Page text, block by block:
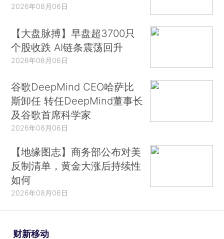
2026年08月06日
【大盘脉搏】早盘超3700只
个股收跌 AI链条震荡回升
2026年08月06日
谷歌DeepMind CEO哈萨比
斯卸任 转任DeepMind董事长
及谷歌首席科学家
2026年08月06日
【地缘图志】商务部公布对美
反制清单，黄金大涨后持续性
如何
2026年08月06日
财新移动